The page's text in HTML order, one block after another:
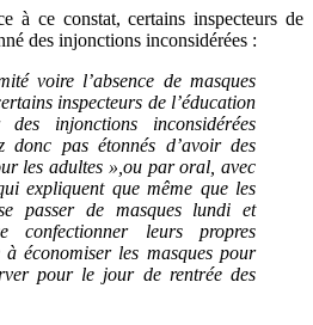
à ce constat, certains inspecteurs de
des injonctions inconsidérées :
voire l’absence de masques
inspecteurs de l’éducation
injonctions inconsidérées
pas étonnés d’avoir des
les adultes », ou par oral, avec
expliquent que même que les
passer de masques lundi et
leurs propres
à économiser les masques pour
pour le jour de rentrée des